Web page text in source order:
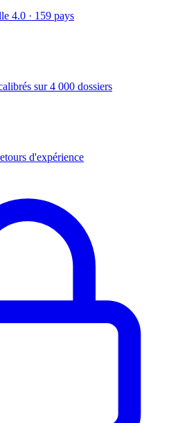
4.0 · 159 pays
sur 4 000 dossiers
d'expérience